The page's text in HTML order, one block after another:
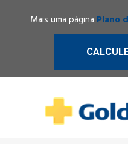
Mais uma página Plano